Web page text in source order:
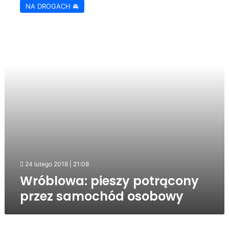
potrąconyNA DROGACH 🚘
24 lutego 2018 | 21:08
Wróblowa: pieszy potrącony
przez samochód osobowy